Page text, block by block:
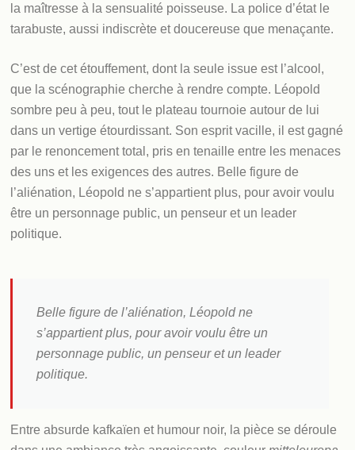
la maîtresse à la sensualité poisseuse. La police d’état le
tarabuste, aussi indiscrète et doucereuse que menaçante.
C’est de cet étouffement, dont la seule issue est l’alcool,
que la scénographie cherche à rendre compte. Léopold
sombre peu à peu, tout le plateau tournoie autour de lui
dans un vertige étourdissant. Son esprit vacille, il est gagné
par le renoncement total, pris en tenaille entre les menaces
des uns et les exigences des autres. Belle figure de
l’aliénation, Léopold ne s’appartient plus, pour avoir voulu
être un personnage public, un penseur et un leader
politique.
Belle figure de l’aliénation, Léopold ne
s’appartient plus, pour avoir voulu être un
personnage public, un penseur et un leader
politique.
Entre absurde kafkaïen et humour noir, la pièce se déroule